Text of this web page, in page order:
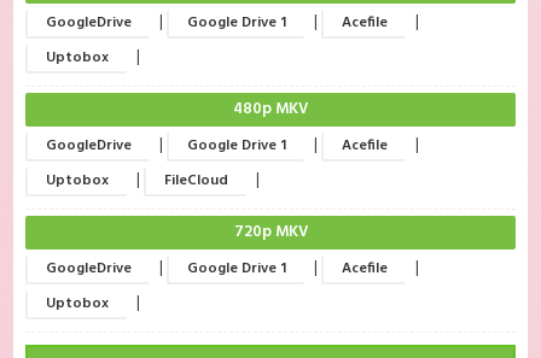
GoogleDrive | Google Drive 1 | Acefile |
Uptobox |
480p MKV
GoogleDrive | Google Drive 1 | Acefile |
Uptobox | FileCloud |
720p MKV
GoogleDrive | Google Drive 1 | Acefile |
Uptobox |